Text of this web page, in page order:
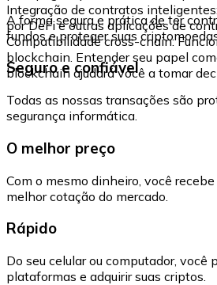
Integração de contratos
por DeFi e outras aplicações de
Compatibilidade cross-chain:
blockchain. Entender seu papel
blockchain ajudará você a tomar
A forma segura e prática de ter
fundos e proteger suas
Seguro e confiável
Todas as nossas transações são
segurança informática.
O melhor preço
Com o mesmo dinheiro, você
melhor cotação do mercado.
Rápido
Do seu celular ou computador, você
plataformas e adquirir suas criptos.